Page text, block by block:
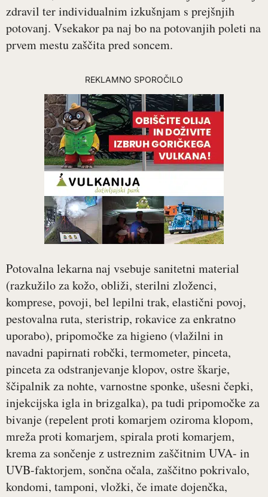
zdravil ter individualnim izkušnjam s prejšnjih
potovanj. Vsekakor pa naj bo na potovanjih poleti na
prvem mestu zaščita pred soncem.
REKLAMNO SPOROČILO
Potovalna lekarna naj vsebuje sanitetni material
(razkužilo za kožo, obliži, sterilni zloženci,
komprese, povoji, bel lepilni trak, elastični povoj,
pestovalna ruta, steristrip, rokavice za enkratno
uporabo), pripomočke za higieno (vlažilni in
navadni papirnati robčki, termometer, pinceta,
pinceta za odstranjevanje klopov, ostre škarje,
ščipalnik za nohte, varnostne sponke, ušesni čepki,
injekcijska igla in brizgalka), pa tudi pripomočke za
bivanje (repelent proti komarjem oziroma klopom,
mreža proti komarjem, spirala proti komarjem,
krema za sončenje z ustreznim zaščitnim UVA- in
UVB-faktorjem, sončna očala, zaščitno pokrivalo,
kondomi, tamponi, vložki, če imate dojenčka,